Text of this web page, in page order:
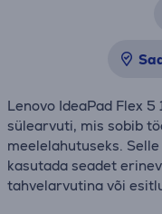
Lenovo IdeaPad Flex
sülearvuti, mis sobib
meelelahutuseks.
kasutada seadet
tahvelarvutina või